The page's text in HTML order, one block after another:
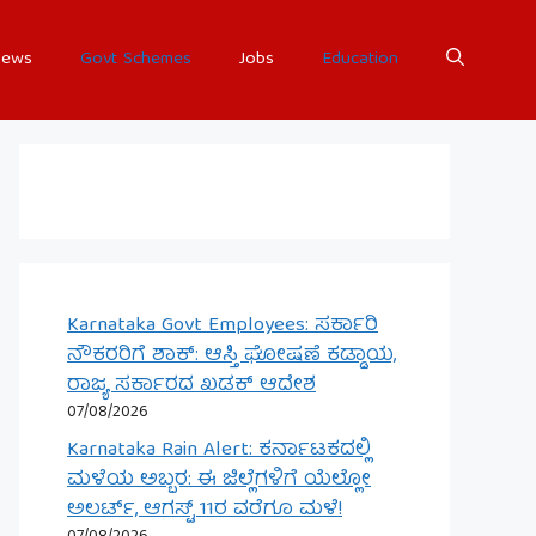
Govt Schemes Jobs Education
Karnataka Govt Employees: ಸರ್ಕಾರಿ
ನೌಕರರಿಗೆ ಶಾಕ್: ಆಸ್ತಿ ಘೋಷಣೆ ಕಡ್ಡಾಯ,
ರಾಜ್ಯ ಸರ್ಕಾರದ ಖಡಕ್ ಆದೇಶ
07/08/2026
Karnataka Rain Alert: ಕರ್ನಾಟಕದಲ್ಲಿ
ಮಳೆಯ ಅಬ್ಬರ: ಈ ಜಿಲ್ಲೆಗಳಿಗೆ ಯೆಲ್ಲೋ
ಅಲರ್ಟ್, ಆಗಸ್ಟ್ 11ರ ವರೆಗೂ ಮಳೆ!